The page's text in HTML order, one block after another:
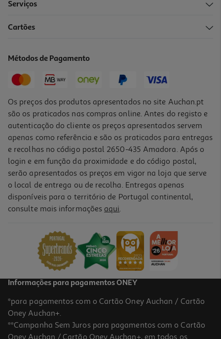
Jogo À Descoberta De Portugal Clementoni
12,99 €
Serviços
Cartões
Métodos de Pagamento
Os preços dos produtos apresentados no site Auchan.pt
são os praticados nas compras online. Antes do registo e
autenticação do cliente os preços apresentados servem
apenas como referência e são os praticados para entregas
e recolhas no código postal 2650-435 Amadora. Após o
login e em função da proximidade e do código postal,
serão apresentados os preços em vigor na loja que serve
o local de entrega ou de recolha. Entregas apenas
disponíveis para o território de Portugal continental,
consulte mais informações aqui.
Informações para pagamentos ONEY
*para pagamentos com o Cartão Oney Auchan / Cartão
Oney Auchan+.
**Campanha Sem Juros para pagamentos com o Cartão